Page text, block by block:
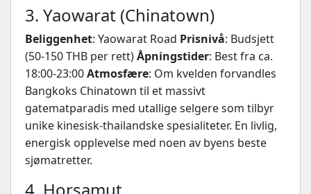
3. Yaowarat (Chinatown)
Beliggenhet: Yaowarat Road Prisnivå: Budsjett
(50-150 THB per rett)Åpningstider: Best fra ca.
18:00-23:00Atmosfære: Om kvelden forvandles
Bangkoks Chinatown til et massivt
gatematparadis med utallige selgere som tilbyr
unike kinesisk-thailandske spesialiteter. En livlig,
energisk opplevelse med noen av byens beste
sjømatretter.